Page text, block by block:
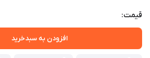
قیمت:
افزودن به سبدخرید